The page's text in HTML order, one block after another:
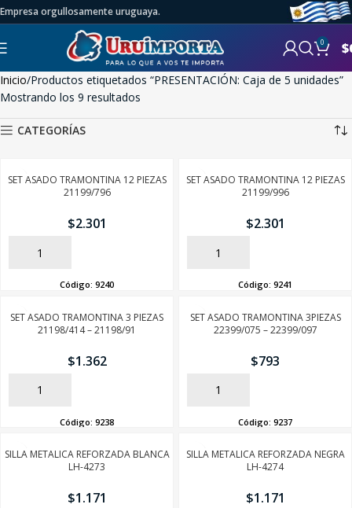
Empresa orgullosamente uruguaya.
0 $
Inicio Productos etiquetados “PRESENTACIÓN: Caja de 5 unidades”
Mostrando los 9 resultados
CATEGORÍAS
SET ASADO TRAMONTINA 12 PIEZAS
21199/796
$2.301
AÑADIR
Código: 9240
SET ASADO TRAMONTINA 12 PIEZAS
21199/996
$2.301
AÑADIR
Código: 9241
SET ASADO TRAMONTINA 3 PIEZAS
21198/414 – 21198/91
$1.362
AÑADIR
Código: 9238
SET ASADO TRAMONTINA 3PIEZAS
22399/075 – 22399/097
$793
AÑADIR
Código: 9237
SILLA METALICA REFORZADA BLANCA
LH-4273
$1.171
SILLA METALICA REFORZADA NEGRA
LH-4274
$1.171